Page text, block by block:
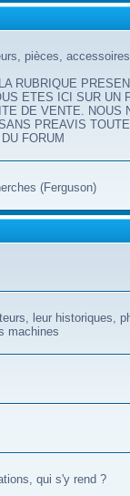
pièces,
RUBRIQUE
ETES ICI SUR UN
DE VENTE. NOUS
PREAVIS
FORUM
(Ferguson)
leur historiques,
machines
qui s'y rend ?